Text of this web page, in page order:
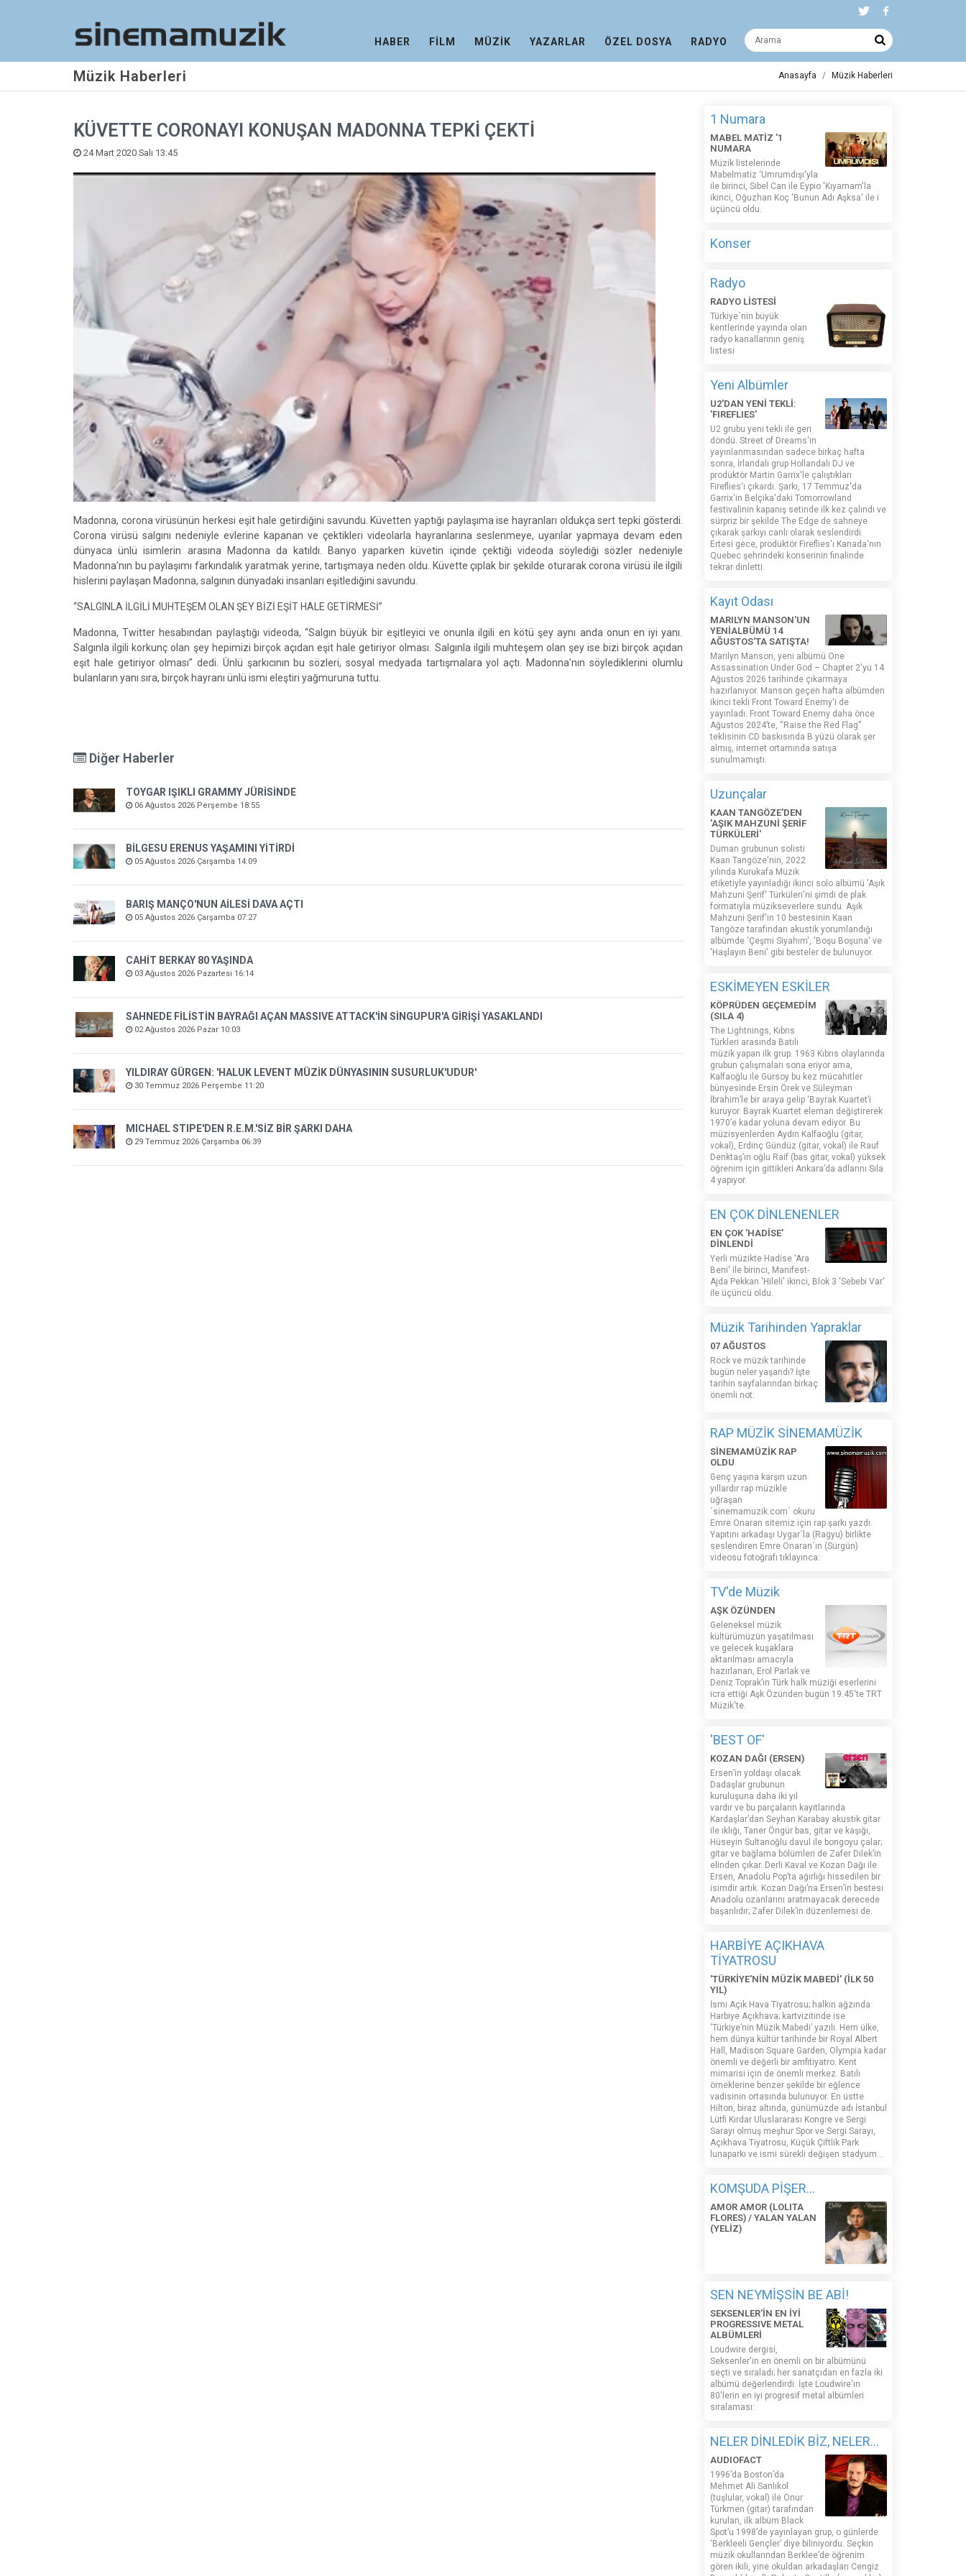
HABER FİLM MÜZİK YAZARLAR ÖZEL DOSYA RADYO
Müzik Haberleri Anasayfa Müzik Haberleri
KÜVETTE CORONAYI KONUŞAN MADONNA TEPKİ ÇEKTİ
24 Mart 2020 Salı 13:45
Madonna, corona virüsünün herkesi eşit hale getirdiğini savundu. Küvetten yaptığı paylaşıma ise hayranları oldukça sert tepki gösterdi.
Corona virüsü salgını nedeniyle evlerine kapanan ve çektikleri videolarla hayranlarına seslenmeye, uyarılar yapmaya devam eden
dünyaca ünlü isimlerin arasına Madonna da katıldı. Banyo yaparken küvetin içinde çektiği videoda söylediği sözler nedeniyle
Madonna’nın bu paylaşımı farkındalık yaratmak yerine, tartışmaya neden oldu. Küvette çıplak bir şekilde oturarak corona virüsü ile ilgili
hislerini paylaşan Madonna, salgının dünyadaki insanları eşitlediğini savundu.
“SALGINLA İLGİLİ MUHTEŞEM OLAN ŞEY BİZİ EŞİT HALE GETİRMESİ”
Madonna, Twitter hesabından paylaştığı videoda, “Salgın büyük bir eşitleyici ve onunla ilgili en kötü şey aynı anda onun en iyi yanı.
Salgınla ilgili korkunç olan şey hepimizi birçok açıdan eşit hale getiriyor olması. Salgınla ilgili muhteşem olan şey ise bizi birçok açıdan
eşit hale getiriyor olması” dedi. Ünlü şarkıcının bu sözleri, sosyal medyada tartışmalara yol açtı. Madonna’nın söylediklerini olumlu
bulanların yanı sıra, birçok hayranı ünlü ismi eleştiri yağmuruna tuttu.
Diğer Haberler
TOYGAR IŞIKLI GRAMMY JÜRİSİNDE
06 Ağustos 2026 Perşembe 18:55
BİLGESU ERENUS YAŞAMINI YİTİRDİ
05 Ağustos 2026 Çarşamba 14:09
BARIŞ MANÇO'NUN AİLESİ DAVA AÇTI
05 Ağustos 2026 Çarşamba 07:27
CAHİT BERKAY 80 YAŞINDA
03 Ağustos 2026 Pazartesi 16:14
SAHNEDE FİLİSTİN BAYRAĞI AÇAN MASSIVE ATTACK'İN SİNGUPUR'A GİRİŞİ YASAKLANDI
02 Ağustos 2026 Pazar 10:03
YILDIRAY GÜRGEN: 'HALUK LEVENT MÜZİK DÜNYASININ SUSURLUK'UDUR'
30 Temmuz 2026 Perşembe 11:20
MICHAEL STIPE'DEN R.E.M.'SİZ BİR ŞARKI DAHA
29 Temmuz 2026 Çarşamba 06:39
1 Numara
MABEL MATİZ '1
NUMARA
Müzik listelerinde
Mabelmatiz ‘Umrumdışı'yla
ile birinci, Sibel Can ile Eypio 'Kıyamam'la
ikinci, Oğuzhan Koç 'Bunun Adı Aşksa' ile i
üçüncü oldu.
Konser
Radyo
RADYO LİSTESİ
Türkiye´nin büyük
kentlerinde yayında olan
radyo kanallarının geniş
listesi
Yeni Albümler
U2'DAN YENİ TEKLİ:
'FIREFLIES'
U2 grubu yeni tekli ile geri
döndü. Street of Dreams'in
yayınlanmasından sadece birkaç hafta
sonra, İrlandalı grup Hollandalı DJ ve
prodüktör Martin Garrix'le çalıştıkları
Fireflies'ı çıkardı. Şarkı, 17 Temmuz'da
Garrix'in Belçika'daki Tomorrowland
festivalinin kapanış setinde ilk kez çalındı ​​ve
sürpriz bir şekilde The Edge de sahneye
çıkarak şarkıyı canlı olarak seslendirdi.
Ertesi gece, prodüktör Fireflies'ı Kanada'nın
Quebec şehrindeki konserinin finalinde
tekrar dinletti.
Kayıt Odası
MARILYN MANSON'UN
YENİALBÜMÜ 14
AĞUSTOS'TA SATIŞTA!
Marilyn Manson, yeni albümü One
Assassination Under God – Chapter 2'yu 14
Ağustos 2026 tarihinde çıkarmaya
hazırlanıyor. Manson geçen hafta albümden
ikinci tekli Front Toward Enemy'i de
yayınladı. Front Toward Enemy daha önce
Ağustos 2024’te, “Raise the Red Flag”
teklisinin CD baskısında B yüzü olarak şer
almış, internet ortamında satışa
sunulmamıştı.
Uzunçalar
KAAN TANGÖZE'DEN
'AŞIK MAHZUNİ ŞERİF
TÜRKÜLERİ'
Duman grubunun solisti
Kaan Tangöze'nin, 2022
yılında Kurukafa Müzik
etiketiyle yayınladığı ikinci solo albümü 'Aşık
Mahzuni Şerif' Türküleri'ni şimdi de plak
formatıyla müzikseverlere sundu. Aşık
Mahzuni Şerif'in 10 bestesinin Kaan
Tangöze tarafından akustik yorumlandığı
albümde 'Çeşmi Siyahım', 'Boşu Boşuna' ve
'Haşlayın Beni' gibi besteler de bulunuyor.
ESKİMEYEN ESKİLER
KÖPRÜDEN GEÇEMEDİM
(SILA 4)
The Lightnings, Kıbrıs
Türkleri arasında Batılı
müzik yapan ilk grup. 1963 Kıbrıs olaylarında
grubun çalışmaları sona eriyor ama,
Kalfaoğlu ile Gürsoy bu kez mücahitler
bünyesinde Ersin Örek ve Süleyman
İbrahim’le bir araya gelip ‘Bayrak Kuartet’i
kuruyor. Bayrak Kuartet eleman değiştirerek
1970’e kadar yoluna devam ediyor. Bu
müzisyenlerden Aydın Kalfaoğlu (gitar,
vokal), Erdinç Gündüz (gitar, vokal) ile Rauf
Denktaş’ın oğlu Raif (bas gitar, vokal) yüksek
öğrenim için gittikleri Ankara’da adlarını Sıla
4 yapıyor.
EN ÇOK DİNLENENLER
EN ÇOK 'HADİSE'
DİNLENDİ
Yerli müzikte Hadise 'Ara
Beni' ile birinci, Manifest-
Ajda Pekkan 'Hileli' ikinci, Blok 3 'Sebebi Var'
ile üçüncü oldu.
Müzik Tarihinden Yapraklar
07 AĞUSTOS
Rock ve müzik tarihinde
bugün neler yaşandı? İşte
tarihin sayfalarından birkaç
önemli not:
RAP MÜZİK SİNEMAMÜZİK
SİNEMAMÜZİK RAP
OLDU
Genç yaşına karşın uzun
yıllardır rap müzikle
uğraşan
´sinemamuzik.com´ okuru
Emre Onaran sitemiz için rap şarkı yazdı.
Yapıtını arkadaşı Uygar´la (Ragyu) birlikte
seslendiren Emre Onaran´ın (Sürgün)
videosu fotoğrafı tıklayınca:
TV'de Müzik
AŞK ÖZÜNDEN
Geleneksel müzik
kültürümüzün yaşatılması
ve gelecek kuşaklara
aktarılması amacıyla
hazırlanan, Erol Parlak ve
Deniz Toprak’ın Türk halk müziği eserlerini
icra ettiği Aşk Özünden bugün 19.45'te TRT
Müzik'te.
'BEST OF'
KOZAN DAĞI (ERSEN)
Ersen’in yoldaşı olacak
Dadaşlar grubunun
kuruluşuna daha iki yıl
vardır ve bu parçaların kayıtlarında
Kardaşlar’dan Seyhan Karabay akustik gitar
ile ıklığı, Taner Öngür bas, gitar ve kaşığı,
Hüseyin Sultanoğlu davul ile bongoyu çalar;
gitar ve bağlama bölümleri de Zafer Dilek’in
elinden çıkar. Derli Kaval ve Kozan Dağı ile
Ersen, Anadolu Pop’ta ağırlığı hissedilen bir
isimdir artık. Kozan Dağı’na Ersen’in bestesi
Anadolu ozanlarını aratmayacak derecede
başarılıdır; Zafer Dilek’in düzenlemesi de.
HARBİYE AÇIKHAVA
TİYATROSU
'TÜRKİYE'NİN MÜZİK MABEDİ' (İLK 50
YIL)
İsmi Açık Hava Tiyatrosu; halkın ağzında
Harbiye Açıkhava; kartvizitinde ise
‘Türkiye’nin Müzik Mabedi’ yazılı. Hem ülke,
hem dünya kültür tarihinde bir Royal Albert
Hall, Madison Square Garden, Olympia kadar
önemli ve değerli bir amfitiyatro. Kent
mimarisi için de önemli merkez. Batılı
örneklerine benzer şekilde bir eğlence
vadisinin ortasında bulunuyor. En üstte
Hilton, biraz altında, günümüzde adı İstanbul
Lütfi Kırdar Uluslararası Kongre ve Sergi
Sarayı olmuş meşhur Spor ve Sergi Sarayı,
Açıkhava Tiyatrosu, Küçük Çiftlik Park
lunaparkı ve ismi sürekli değişen stadyum…
KOMŞUDA PİŞER...
AMOR AMOR (LOLITA
FLORES) / YALAN YALAN
(YELİZ)
SEN NEYMİŞSİN BE ABİ!
SEKSENLER'İN EN İYİ
PROGRESSIVE METAL
ALBÜMLERİ
Loudwire dergisi,
Seksenler'in en önemli on bir albümünü
seçti ve sıraladı; her sanatçıdan en fazla iki
albümü değerlendirdi. İşte Loudwire'ın
80'lerin en iyi progresif metal albümleri
sıralaması:
NELER DİNLEDİK BİZ, NELER...
AUDIOFACT
1996’da Boston’da
Mehmet Ali Sanlıkol
(tuşlular, vokal) ile Onur
Türkmen (gitar) tarafından
kurulan, ilk albüm Black
Spot’u 1998’de yayınlayan grup, o günlerde
‘Berkleeli Gençler’ diye biliniyordu. Seçkin
müzik okullarından Berklee’de öğrenim
gören ikili, yine okuldan arkadaşları Cengiz